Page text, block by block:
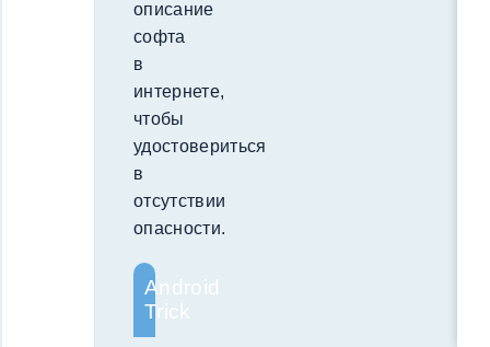
описание
софта
в
интернете,
чтобы
удостовериться
в
отсутствии
опасности.
Android
Trick